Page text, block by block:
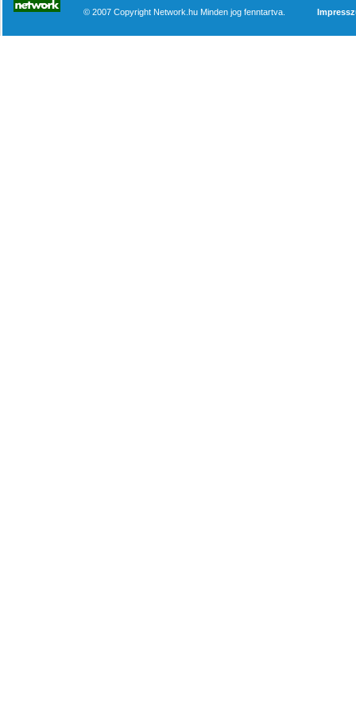
© 2007 Copyright Network.hu Minden jog fenntartva.